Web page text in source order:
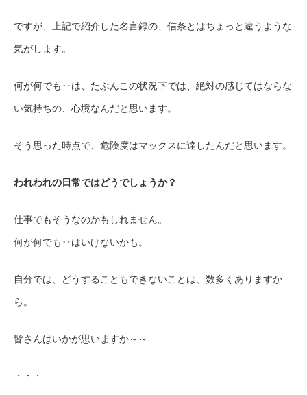
ですが、上記で紹介した名言録の、信条とはちょっと違うような
気がします。
何が何でも‥は、たぶんこの状況下では、絶対の感じてはならな
い気持ちの、心境なんだと思います。
そう思った時点で、危険度はマックスに達したんだと思います。
われわれの日常ではどうでしょうか？
仕事でもそうなのかもしれません。
何が何でも‥はいけないかも。
自分では、どうすることもできないことは、数多くありますか
ら。
皆さんはいかが思いますか～～
・・・